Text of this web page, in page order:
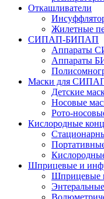
Откашливатели
Жилетные
CИПАП-БИПАП
Аппараты
Аппараты
Маски для
Детские
Носовые
Рото-
Кислородные
Шприцевые и
Шприцевые